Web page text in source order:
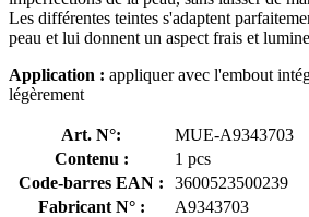
Les différentes teintes s'adaptent
peau et lui donnent un aspect frais et
Application : appliquer avec l'embout
légèrement
Art. N°:
MUE-A9343703
Contenu :
1 pcs
Code-barres EAN :
3600523500239
Fabricant N° :
A9343703